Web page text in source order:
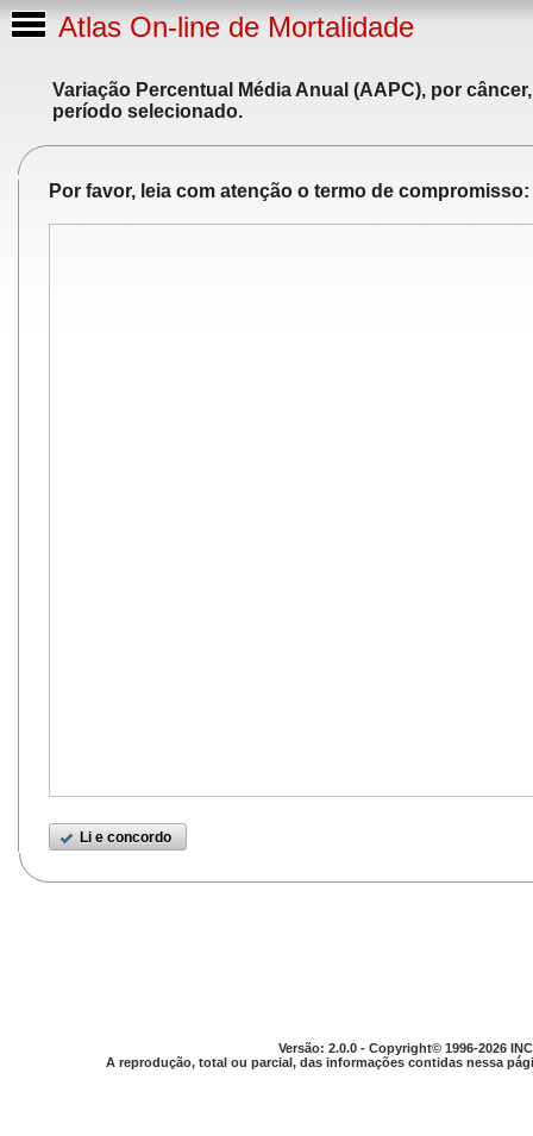
Atlas On-line de Mortalidade
Variação Percentual Média Anual (AAPC), por
período selecionado.
Por favor, leia com atenção o termo de compromisso:
Li e concordo
Versão: 2.0.0 - Copyright© 1996-2026
A reprodução, total ou parcial, das informações contidas nessa